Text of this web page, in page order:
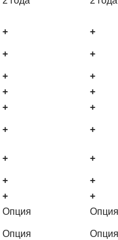
+
+
+ +
+
+
+
+
+
+
+ +
+ +
+
+
+
+
Опция
Опция
Опция Опция